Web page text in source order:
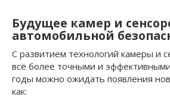
Будущее камер и
автомобильной
С развитием технологий камеры и
всё более точными и
годы можно ожидать появления
как: